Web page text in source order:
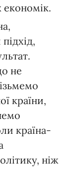
економік.
не
країни,
країна-
ніж